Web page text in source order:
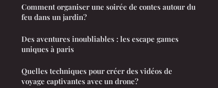
Comment organiser une soirée de contes autour du
feu dans un jardin?
Des aventures inoubliables : les escape games
uniques à paris
Quelles techniques pour créer des vidéos de
voyage captivantes avec un drone?